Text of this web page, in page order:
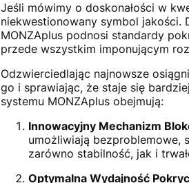
Jeśli mówimy o doskonałości w
niekwestionowany symbol
MONZAplus podnosi standardy
przede wszystkim imponującym
Odzwierciedlając najnowsze
go i sprawiając, że staje się
systemu MONZAplus obejmują:
Innowacyjny Mechanizm
umożliwiają bezproblemowe,
zarówno stabilność, jak i
Optymalna Wydajność